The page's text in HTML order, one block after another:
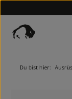
Du bist hier: